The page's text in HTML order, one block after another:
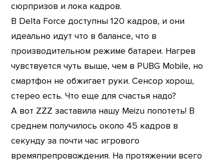
сюрпризов и лока кадров.
В Delta Force доступны 120 кадров, и они
идеально идут что в балансе, что в
производительном режиме батареи. Нагрев
чувствуется чуть выше, чем в PUBG Mobile, но
смартфон не обжигает руки. Сенсор хорош,
стерео есть. Что еще для счастья надо?
А вот ZZZ заставила нашу Meizu попотеть! В
среднем получилось около 45 кадров в
секунду за почти час игрового
времяпрепровождения. На протяжении всего